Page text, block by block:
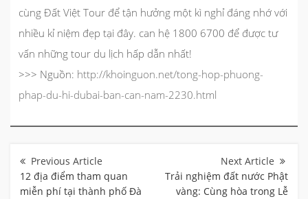
cùng Đất Việt Tour để tận hưởng một kì nghỉ đáng nhớ với
nhiều kỉ niệm đẹp tại đây. can hệ 1800 6700 để được tư
vấn những tour du lịch hấp dẫn nhất!
>>> Nguồn: http://khoinguon.net/tong-hop-phuong-
phap-du-hi-dubai-ban-can-nam-2230.html
hướng
bài
viết
12 địa điểm tham quan
miễn phí tại thành phố Đà
Trải nghiệm đất nước Phật
vàng: Cùng hòa trong Lễ